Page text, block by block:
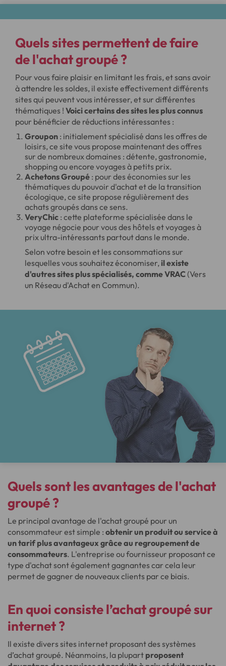
Quels sites permettent de faire
de l'achat groupé ?
Pour vous faire plaisir en limitant les frais, et sans avoir
à attendre les soldes, il existe effectivement différents
sites qui peuvent vous intéresser, et sur différentes
thématiques ! Voici certains des sites les plus connus
pour bénéficier de réductions intéressantes :
Groupon : initialement spécialisé dans les offres de
loisirs, ce site vous propose maintenant des offres
sur de nombreux domaines : détente, gastronomie,
shopping ou encore voyages à petits prix.
Achetons Groupé : pour des économies sur les
thématiques du pouvoir d'achat et de la transition
écologique, ce site propose régulièrement des
achats groupés dans ce sens.
VeryChic : cette plateforme spécialisée dans le
voyage négocie pour vous des hôtels et voyages à
prix ultra-intéressants partout dans le monde.
Selon votre besoin et les consommations sur
lesquelles vous souhaitez économiser, il existe
d'autres sites plus spécialisés, comme VRAC(Vers
un Réseau d'Achat en Commun).
Quels sont les avantages de l'achat
groupé ?
Le principal avantage de l'achat groupé pour un
consommateur est simple : obtenir un produit ou service à
un tarif plus avantageux grâce au regroupement de
consommateurs. L'entreprise ou fournisseur proposant ce
type d'achat sont également gagnantes car cela leur
permet de gagner de nouveaux clients par ce biais.
En quoi consiste l’achat groupé sur
internet ?
Il existe divers sites internet proposant des systèmes
d’achat groupé. Néanmoins, la plupart proposent